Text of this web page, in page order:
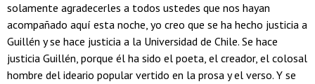
solamente agradecerles a todos ustedes que nos hayan
acompañado aquí esta noche, yo creo que se ha hecho justicia a
Guillén y se hace justicia a la Universidad de Chile. Se hace
justicia Guillén, porque él ha sido el poeta, el creador, el colosal
hombre del ideario popular vertido en la prosa y el verso. Y se